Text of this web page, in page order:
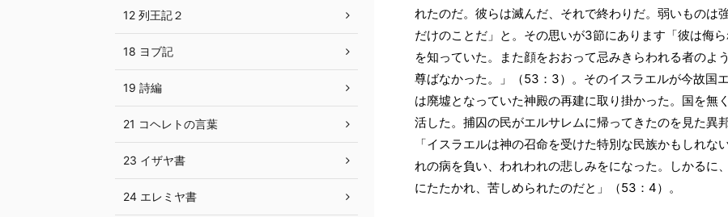
れたのだ。彼らは滅んだ、それで終わりだ。弱いものは
だけのことだ」と。その思いが3節にあります「彼は侮
を知っていた。また顔をおおって忌みきらわれる者のよ
尊ばなかった。」（53：3）。そのイスラエルが今故国
は廃墟となっていた神殿の再建に取り掛かった。国を無
活した。捕囚の民がエルサレムに帰ってきたのを見た異
「イスラエルは神の召命を受けた特別な民族かもしれ
れの病を負い、われわれの悲しみをになった。しかるに
にたたかれ、苦しめられたのだと」（53：4）。
12 列王記２
18 ヨブ記
19 詩編
21 コヘレトの言葉
23 イザヤ書
24 エレミヤ書